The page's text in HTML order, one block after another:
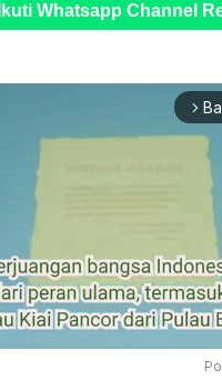
Ikuti Whatsapp Channel
arrow_forward_ios